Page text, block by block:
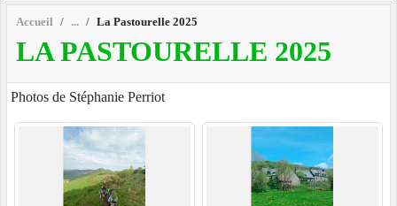
Accueil La Pastourelle 2025
LA PASTOURELLE 2025
Photos de Stéphanie Perriot